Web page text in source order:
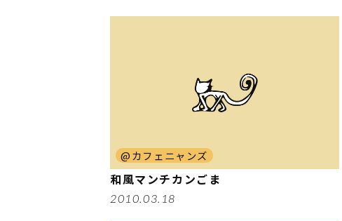
@カフェニャンズ
和風マンチカンごま
2010.03.18